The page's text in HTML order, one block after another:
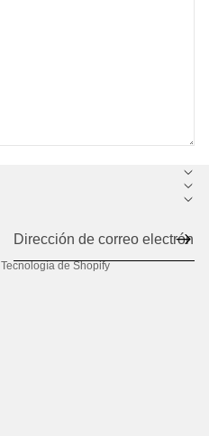
Tecnología de Shopify